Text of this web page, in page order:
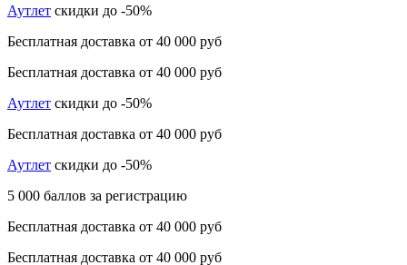
Аутлет скидки до -50%
Бесплатная доставка от 40 000 руб
Бесплатная доставка от 40 000 руб
Аутлет скидки до -50%
Бесплатная доставка от 40 000 руб
Аутлет скидки до -50%
5 000 баллов за регистрацию
Бесплатная доставка от 40 000 руб
Бесплатная доставка от 40 000 руб